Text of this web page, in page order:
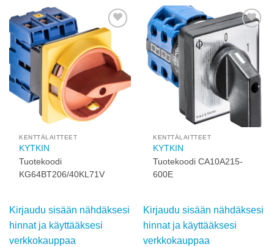
Add to
wishlist
KENTTÄLAITTEET
KYTKIN
Tuotekoodi
KG64BT206/40KL71V
Kirjaudu sisään nähdäksesi
hinnat ja käyttääksesi
verkkokauppaa
Add to
wishlist
KENTTÄLAITTEET
KYTKIN
Tuotekoodi CA10A215-
600E
Kirjaudu sisään nähdäksesi
hinnat ja käyttääksesi
verkkokauppaa